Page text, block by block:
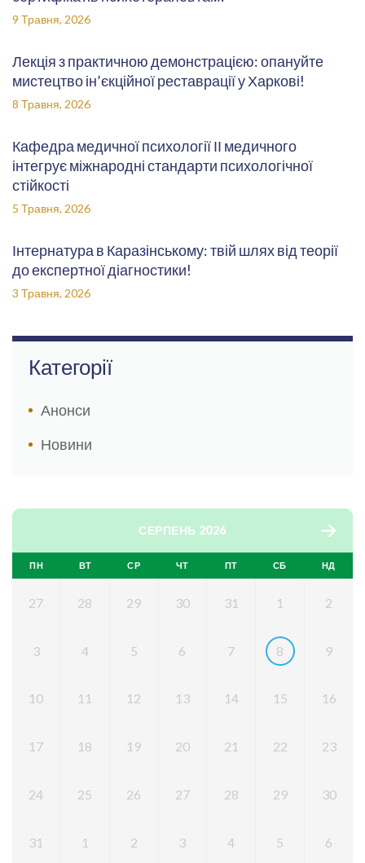
9 Травня, 2026
Лекція з практичною демонстрацією: опануйте
мистецтво ін’єкційної реставрації у Харкові!
8 Травня, 2026
Кафедра медичної психології ІІ медичного
інтегрує міжнародні стандарти психологічної
стійкості
5 Травня, 2026
Інтернатура в Каразінському: твій шлях від теорії
до експертної діагностики!
3 Травня, 2026
Категорії
Анонси
Новини
СЕРПЕНЬ 2026
ПН ВТ СР ЧТ ПТ СБ НД
27 28 29 30 31 1 2
3 4 5 6 7 8 9
10 11 12 13 14 15 16
17 18 19 20 21 22 23
24 25 26 27 28 29 30
31 1 2 3 4 5 6